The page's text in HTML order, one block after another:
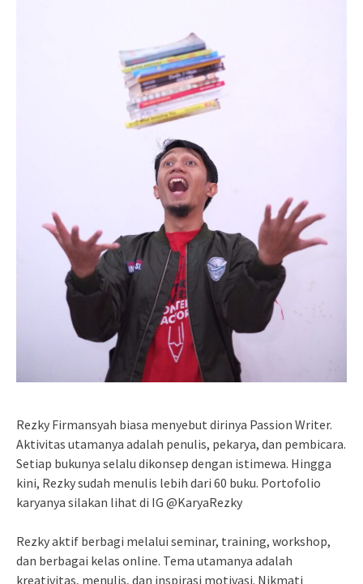
Rezky Firmansyah biasa menyebut dirinya Passion Writer.
Aktivitas utamanya adalah penulis, pekarya, dan pembicara.
Setiap bukunya selalu dikonsep dengan istimewa. Hingga
kini, Rezky sudah menulis lebih dari 60 buku. Portofolio
karyanya silakan lihat di IG @KaryaRezky
Rezky aktif berbagi melalui seminar, training, workshop,
dan berbagai kelas online. Tema utamanya adalah
kreativitas, menulis, dan inspirasi motivasi. Nikmati